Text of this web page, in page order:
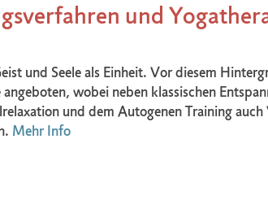
und
und Seele als Einheit. Vor diesem
angeboten, wobei neben klassischen
und dem Autogenen Training
Mehr Info